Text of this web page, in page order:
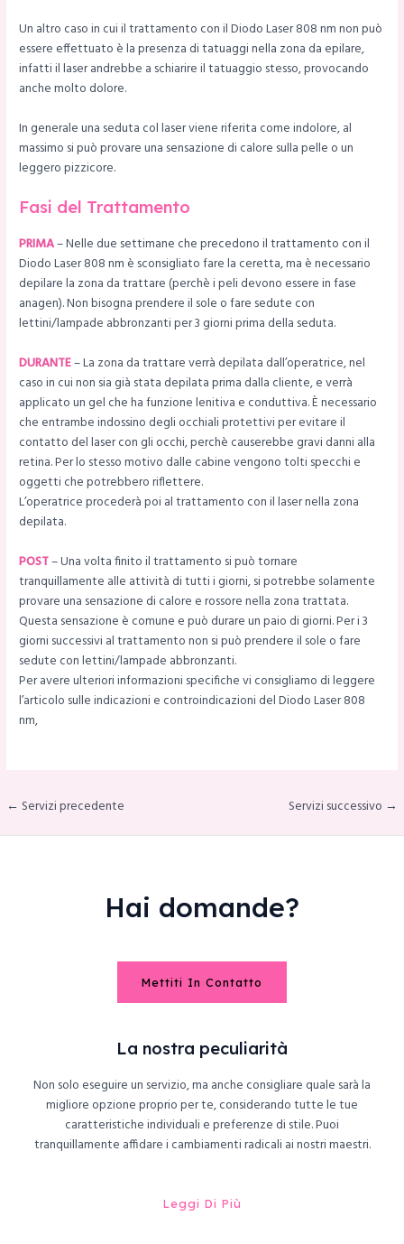
Un altro caso in cui il trattamento con il Diodo Laser 808 nm non può
essere effettuato è la presenza di tatuaggi nella zona da epilare,
infatti il laser andrebbe a schiarire il tatuaggio stesso, provocando
anche molto dolore.
In generale una seduta col laser viene riferita come indolore, al
massimo si può provare una sensazione di calore sulla pelle o un
leggero pizzicore.
Fasi del Trattamento
PRIMA– Nelle due settimane che precedono il trattamento con il
Diodo Laser 808 nm è sconsigliato fare la ceretta, ma è necessario
depilare la zona da trattare (perchè i peli devono essere in fase
anagen). Non bisogna prendere il sole o fare sedute con
lettini/lampade abbronzanti per 3 giorni prima della seduta.
DURANTE– La zona da trattare verrà depilata dall’operatrice, nel
caso in cui non sia già stata depilata prima dalla cliente, e verrà
applicato un gel che ha funzione lenitiva e conduttiva. È necessario
che entrambe indossino degli occhiali protettivi per evitare il
contatto del laser con gli occhi, perchè causerebbe gravi danni alla
retina. Per lo stesso motivo dalle cabine vengono tolti specchi e
oggetti che potrebbero riflettere.
L’operatrice procederà poi al trattamento con il laser nella zona
depilata.
POST– Una volta finito il trattamento si può tornare
tranquillamente alle attività di tutti i giorni, si potrebbe solamente
provare una sensazione di calore e rossore nella zona trattata.
Questa sensazione è comune e può durare un paio di giorni. Per i 3
giorni successivi al trattamento non si può prendere il sole o fare
sedute con lettini/lampade abbronzanti.
Per avere ulteriori informazioni specifiche vi consigliamo di leggere
l’articolo sulle indicazioni e controindicazioni del Diodo Laser 808
nm,
← Servizi precedente Servizi successivo →
Hai domande?
Mettiti In Contatto
La nostra peculiarità
Non solo eseguire un servizio, ma anche consigliare quale sarà la
migliore opzione proprio per te, considerando tutte le tue
caratteristiche individuali e preferenze di stile. Puoi
tranquillamente affidare i cambiamenti radicali ai nostri maestri.
Leggi Di Più